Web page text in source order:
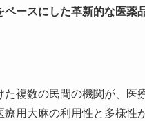
ベースにした革新的な医薬
た複数の民間の機関が、
用大麻の利用性と多様性